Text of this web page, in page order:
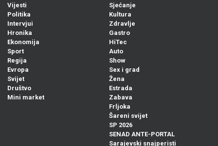
Vijesti
Politika
Intervjui
Hronika
Ekonomija
Sport
Regija
Evropa
Svijet
Društvo
Mini market
Sjećanje
Kultura
Zdravlje
Gastro
HiTec
Auto
Show
Sex i grad
Žena
Estrada
Zabava
Frljoka
Šareni svijet
SP 2026
SENAD ANTE-PORTAL
Sarajevski snajperisti